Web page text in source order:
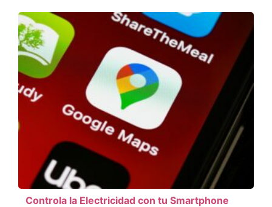
Controla la Electricidad con tu Smartphone